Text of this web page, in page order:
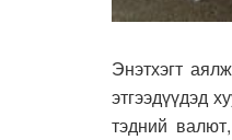
Энэтхэгт
этгээдүүдэд
тэдний